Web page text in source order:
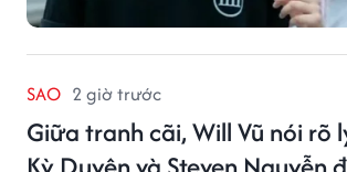
SAO 2 giờ trước
Giữa tranh cãi, Will Vũ nói rõ